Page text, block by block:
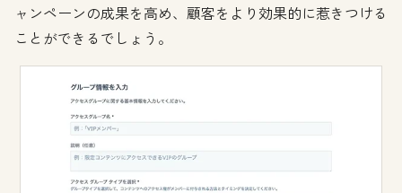
ャンペーンの成果を高め、顧客をより効果的に惹きつける
ことができるでしょう。